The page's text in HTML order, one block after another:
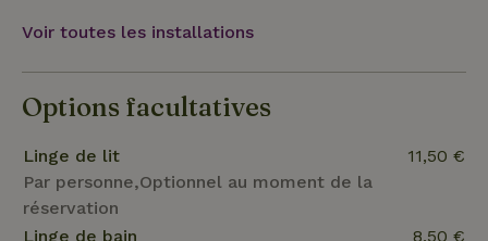
arrangements, demande-nous quelles sont les
: bain à remous au feu de bois - Petits déjeuners -
Location d'un barbecue Les coûts s'entendent pour
vacances **
Voir toutes les installations
Options facultatives
Linge de lit
Par personne,Optionnel au moment de la
réservation
11,50 €
Linge de bain
8,50 €